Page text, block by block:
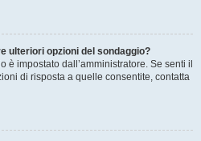
ulteriori opzioni del sondaggio?
è impostato dall’amministratore. Se senti il
di risposta a quelle consentite, contatta